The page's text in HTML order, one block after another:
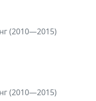
(2010—2015)
(2010—2015)